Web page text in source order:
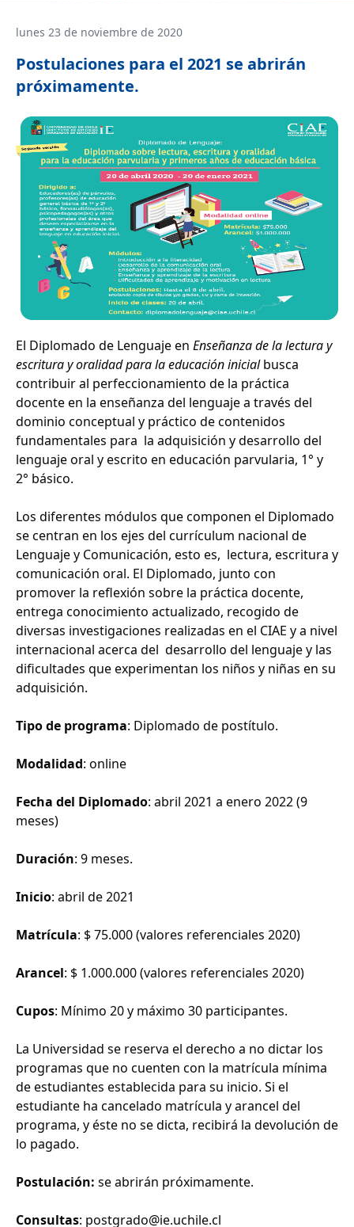
lunes 23 de noviembre de 2020
Postulaciones para el 2021 se abrirán
próximamente.
El Diplomado de Lenguaje en Enseñanza de la lectura y
escritura y oralidad para la educación inicialbusca
contribuir al perfeccionamiento de la práctica
docente en la enseñanza del lenguaje a través del
dominio conceptual y práctico de contenidos
fundamentales para la adquisición y desarrollo del
lenguaje oral y escrito en educación parvularia, 1° y
2° básico.
Los diferentes módulos que componen el Diplomado
se centran en los ejes del currículum nacional de
Lenguaje y Comunicación, esto es, lectura, escritura y
comunicación oral. El Diplomado, junto con
promover la reflexión sobre la práctica docente,
entrega conocimiento actualizado, recogido de
diversas investigaciones realizadas en el CIAE y a nivel
internacional acerca del desarrollo del lenguaje y las
dificultades que experimentan los niños y niñas en su
adquisición.
Tipo de programa: Diplomado de postítulo.
Modalidad: online
Fecha del Diplomado: abril 2021 a enero 2022 (9
meses)
Duración: 9 meses.
Inicio: abril de 2021
Matrícula: $ 75.000 (valores referenciales 2020)
Arancel: $ 1.000.000 (valores referenciales 2020)
Cupos: Mínimo 20 y máximo 30 participantes.
La Universidad se reserva el derecho a no dictar los
programas que no cuenten con la matrícula mínima
de estudiantes establecida para su inicio. Si el
estudiante ha cancelado matrícula y arancel del
programa, y éste no se dicta, recibirá la devolución de
lo pagado.
Postulación: se abrirán próximamente.
Consultas: postgrado@ie.uchile.cl